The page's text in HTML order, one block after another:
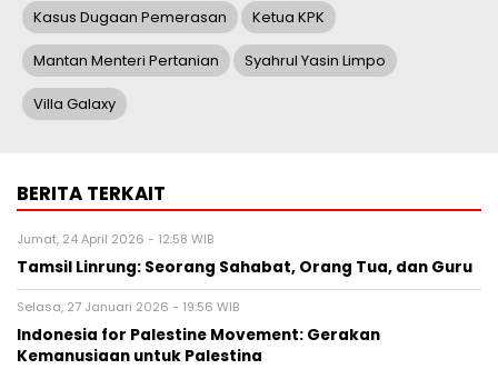
Kasus Dugaan Pemerasan Ketua KPK
Mantan Menteri Pertanian Syahrul Yasin Limpo
Villa Galaxy
BERITA TERKAIT
Jumat, 24 April 2026 - 12:58 WIB
Tamsil Linrung: Seorang Sahabat, Orang Tua, dan Guru
Selasa, 27 Januari 2026 - 19:56 WIB
Indonesia for Palestine Movement: Gerakan
Kemanusiaan untuk Palestina